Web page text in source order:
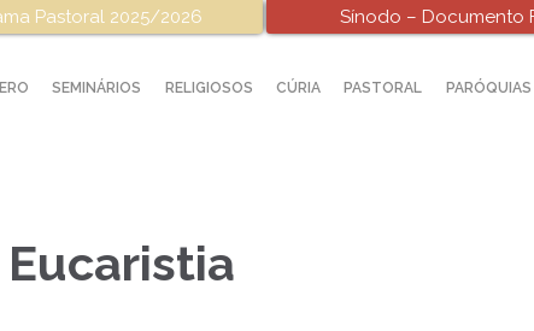
Pastoral 2025/2026 Sínodo – Documento
SEMINÁRIOS RELIGIOSOS CÚRIA PASTORAL PARÓQUIAS